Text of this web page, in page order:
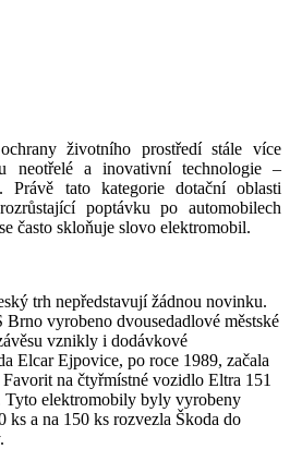
životního prostředí stále více
neotřelé a inovativní technologie –
Právě tato kategorie dotační oblasti
poptávku po automobilech
často skloňuje slovo elektromobil.
trh nepředstavují žádnou novinku.
vyrobeno dvousedadlové městské
vznikly i dodávkové
Elcar Ejpovice, po roce 1989, začala
na čtyřmístné vozidlo Eltra 151
elektromobily byly vyrobeny
a na 150 ks rozvezla Škoda do